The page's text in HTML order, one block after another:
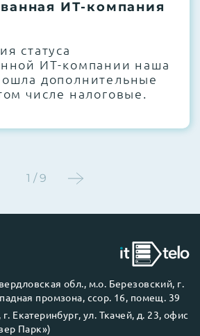
замена батареек
под 100%
72 часов для
всех подсистем
(NBD)
ИТ-компания
статуса
ИТ-компании наша
дополнительные
числе налоговые.
1 / 9
обл., м.о. Березовский, г.
промзона, ссор. 16, помещ. 39
Екатеринбург, ул. Ткачей, д. 23, офис
Парк»)